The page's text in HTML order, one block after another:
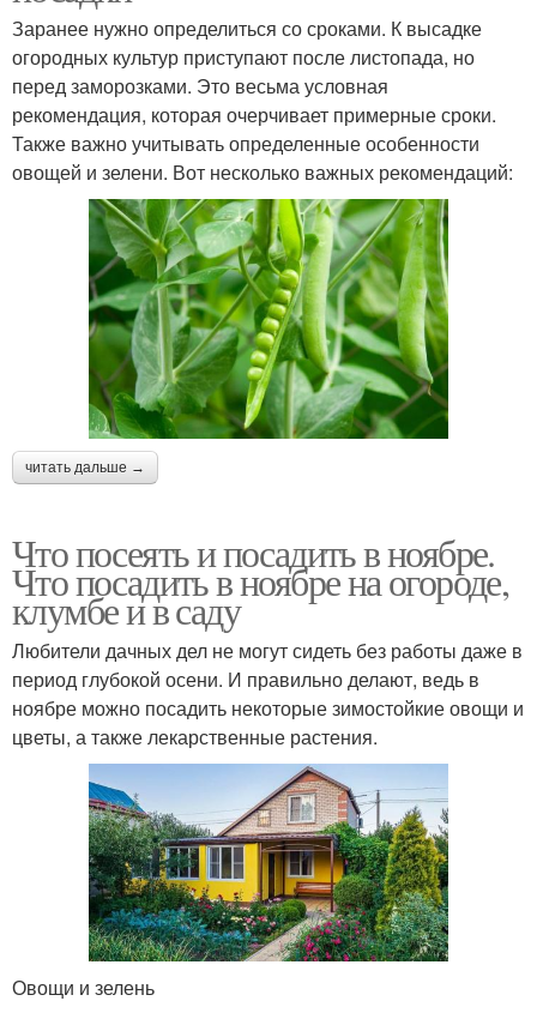
Заранее нужно определиться со сроками. К высадке
огородных культур приступают после листопада, но
перед заморозками. Это весьма условная
рекомендация, которая очерчивает примерные сроки.
Также важно учитывать определенные особенности
овощей и зелени. Вот несколько важных рекомендаций:
читать дальше →
Что посеять и посадить в ноябре.
Что посадить в ноябре на огороде,
клумбе и в саду
Любители дачных дел не могут сидеть без работы даже в
период глубокой осени. И правильно делают, ведь в
ноябре можно посадить некоторые зимостойкие овощи и
цветы, а также лекарственные растения.
Овощи и зелень